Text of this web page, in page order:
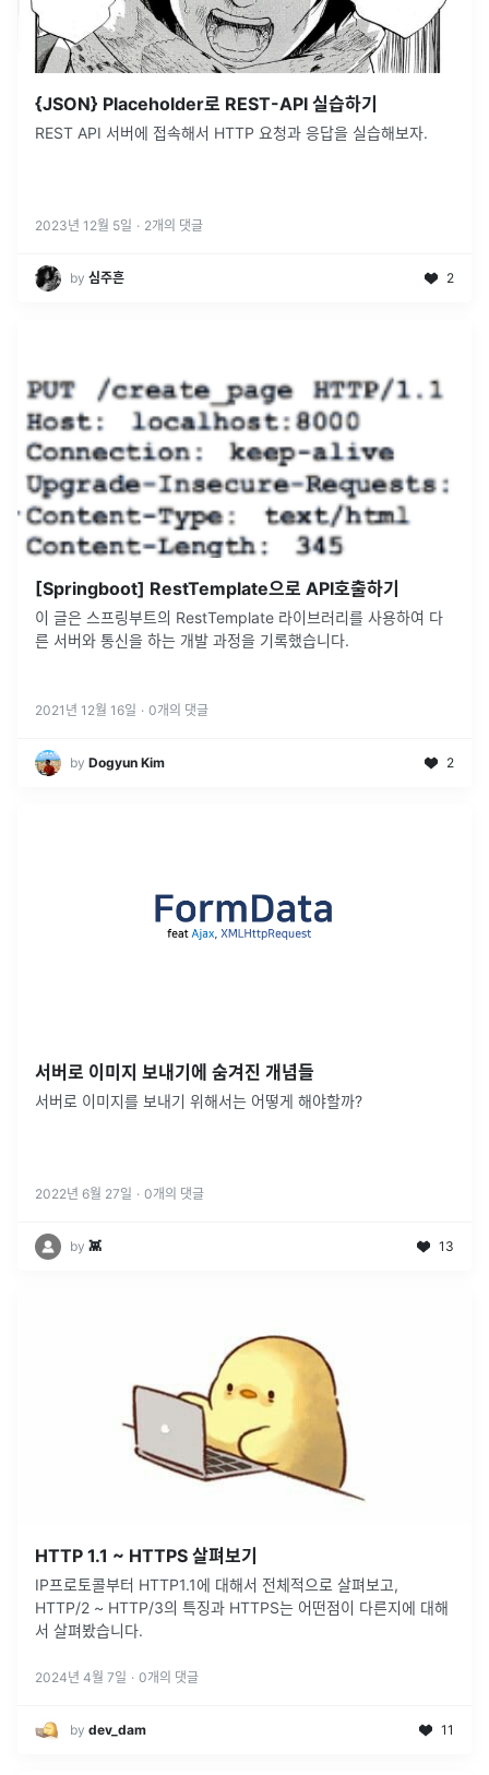
{JSON} Placeholder로 REST-API 실습하기
REST API 서버에 접속해서 HTTP 요청과 응답을 실습해보자.
2023년 12월 5일 · 2개의 댓글
by 심주흔 2
[Springboot] RestTemplate으로 API호출하기
이 글은 스프링부트의 RestTemplate 라이브러리를 사용하여 다
른 서버와 통신을 하는 개발 과정을 기록했습니다.
2021년 12월 16일 · 0개의 댓글
by Dogyun Kim 2
서버로 이미지 보내기에 숨겨진 개념들
서버로 이미지를 보내기 위해서는 어떻게 해야할까?
2022년 6월 27일 · 0개의 댓글
by 👾 13
HTTP 1.1 ~ HTTPS 살펴보기
IP프로토콜부터 HTTP1.1에 대해서 전체적으로 살펴보고,
HTTP/2 ~ HTTP/3의 특징과 HTTPS는 어떤점이 다른지에 대해
서 살펴봤습니다.
2024년 4월 7일 · 0개의 댓글
by dev_dam 11